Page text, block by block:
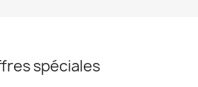
spéciales